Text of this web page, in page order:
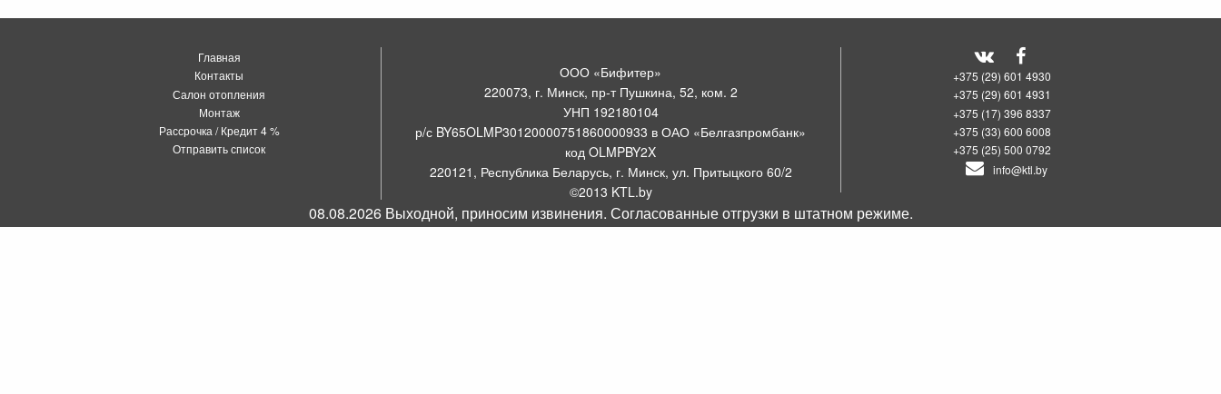
Главная
Контакты
Салон отопления
Монтаж
Рассрочка / Кредит 4 %
Отправить список
ООО «Бифитер»
220073, г. Минск, пр-т Пушкина, 52, ком. 2
УНП 192180104
р/с BY65OLMP30120000751860000933 в ОАО «Белгазпромбанк»
код OLMPBY2X
220121, Республика Беларусь, г. Минск, ул. Притыцкого 60/2
©2013 KTL.by
Пн-Пт:10:05-17:30Сб:11:00-13:00
+375 (29) 601 4930
+375 (29) 601 4931
+375 (17) 396 8337
+375 (33) 600 6008
+375 (25) 500 0792
info@ktl.by
08.08.2026 Выходной, приносим извинения. Согласованные отгрузки в штатном режиме.